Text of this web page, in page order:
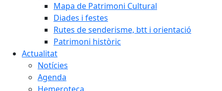
Mapa de Patrimoni Cultural
Diades i festes
Rutes de senderisme, btt i orientació
Patrimoni històric
Actualitat
Notícies
Agenda